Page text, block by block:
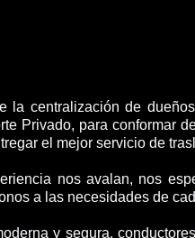
la centralización de
Privado, para conformar
el mejor servicio de
nos avalan, nos
a las necesidades de
y segura,